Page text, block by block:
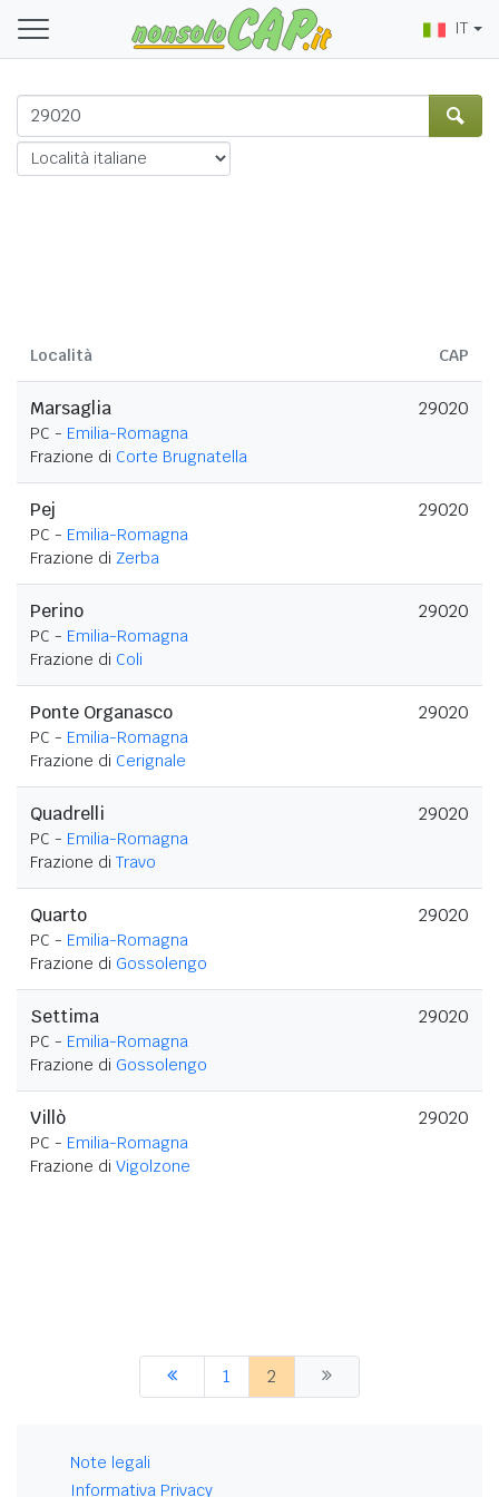
IT
Località CAP
Marsaglia
PC - Emilia-Romagna
Frazione di Corte Brugnatella
29020
Pej
PC - Emilia-Romagna
Frazione di Zerba
29020
Perino
PC - Emilia-Romagna
Frazione di Coli
29020
Ponte Organasco
PC - Emilia-Romagna
Frazione di Cerignale
29020
Quadrelli
PC - Emilia-Romagna
Frazione di Travo
29020
Quarto
PC - Emilia-Romagna
Frazione di Gossolengo
29020
Settima
PC - Emilia-Romagna
Frazione di Gossolengo
29020
Villò
PC - Emilia-Romagna
Frazione di Vigolzone
29020
1 2
Note legali
Informativa Privacy